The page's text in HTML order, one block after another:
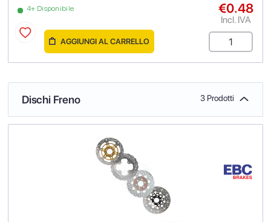
4+ Disponibile €0.48
Incl. IVA
AGGIUNGI AL CARRELLO
Dischi Freno 3 Prodotti